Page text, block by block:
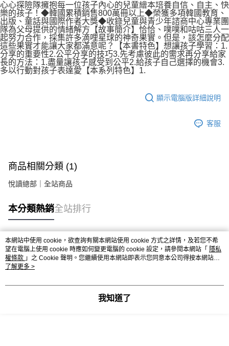
心心探險隊擁抱每一位孩子內心的兒童繪本培養自信、自主、快
樂的孩子！◆韓國累積銷售800萬冊以上◆榮獲多項韓國教育、
出版、童話與國際作者大獎◆收錄兒童與青少年諮商中心專業團
隊為父母提供的情緒解方【故事簡介】恰恰、噗噗和咕咕三人一
起努力合作，採集許多滴哩星球的神奇果實。但是，該怎麼分配
這些果實才能讓大家都滿意呢？【本書特色】想讓孩子學習：1.
分享的重要性2.公平分享的技巧3.先考慮彼此的需求再分享給家
長的方法：1.盡量讓孩子感受到公平2.給孩子自己選擇的機會3.
多以行動對孩子表達愛【本系列特色】1.
顯示電腦版詳細說明
客服
商品相關分類 (1)
悅讀總部｜全站商品
本分類熱銷全站排行
熱門標籤
本網站中使用 cookie，欲查詢有關本網站使用 cookie 方式之詳情，及若您不希
望在電腦上使用 cookie 時應如何變更電腦的 cookie 設定，請參閱本網站「 隱私
權條款 」之 Cookie 聲明。您繼續使用本網站即表示您同意本公司得按本網站使
用條款之 Cookie 聲明使用 cookie。
了解更多 >
我知道了